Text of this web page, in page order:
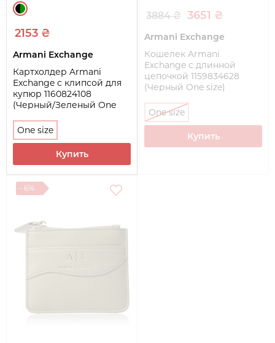
2153 ₴
Armani Exchange
Картхолдер Armani
Exchange с клипсой для
купюр 1160824108
(Черный/Зеленый One
One size
Купить
3884 ₴ 3651 ₴
Armani Exchange
Кошелек Armani
Exchange с длинной
цепочкой 1159834628
(Черный One size)
One size
Купить
- 6%